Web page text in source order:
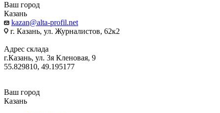
Ваш город
Казань
kazan@alta-profil.net
г. Казань, ул. Журналистов, 62к2
Адрес склада
г.Казань, ул. 3я Кленовая, 9
55.829810, 49.195177
Ваш город
Казань